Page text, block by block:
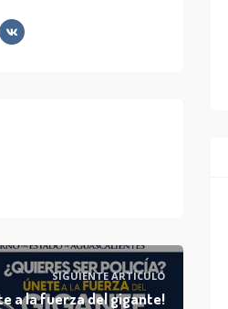
SIGUIENTE ARTÍCULO
a la fuerza del gigante!